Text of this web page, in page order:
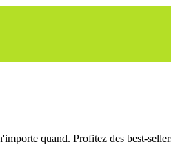
quand. Profitez des best-